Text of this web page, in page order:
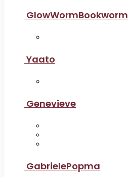
GlowWormBookworm
Yaato
Genevieve
GabrielePopma